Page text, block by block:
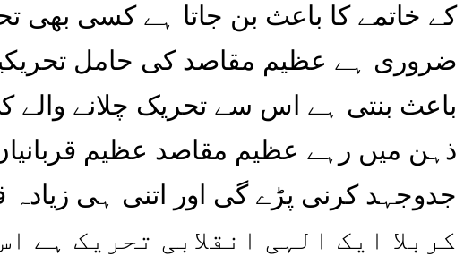
کے خاتمے کا باعث بن جاتا ہے کسی بھی
ضروری ہے عظیم مقاصد کی حامل
باعث بنتی ہے اس سے تحریک چلانے والے
ذہن میں رہے عظیم مقاصد عظیم
جدوجہد کرنی پڑے گی اور اتنی ہی زیادہ
کربلا ایک الہی انقلابی تحریک